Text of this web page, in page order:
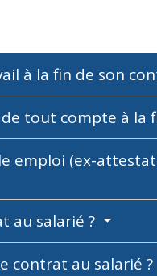
à la fin de son
tout compte à la
(ex-
au salarié ?
contrat au salarié ?